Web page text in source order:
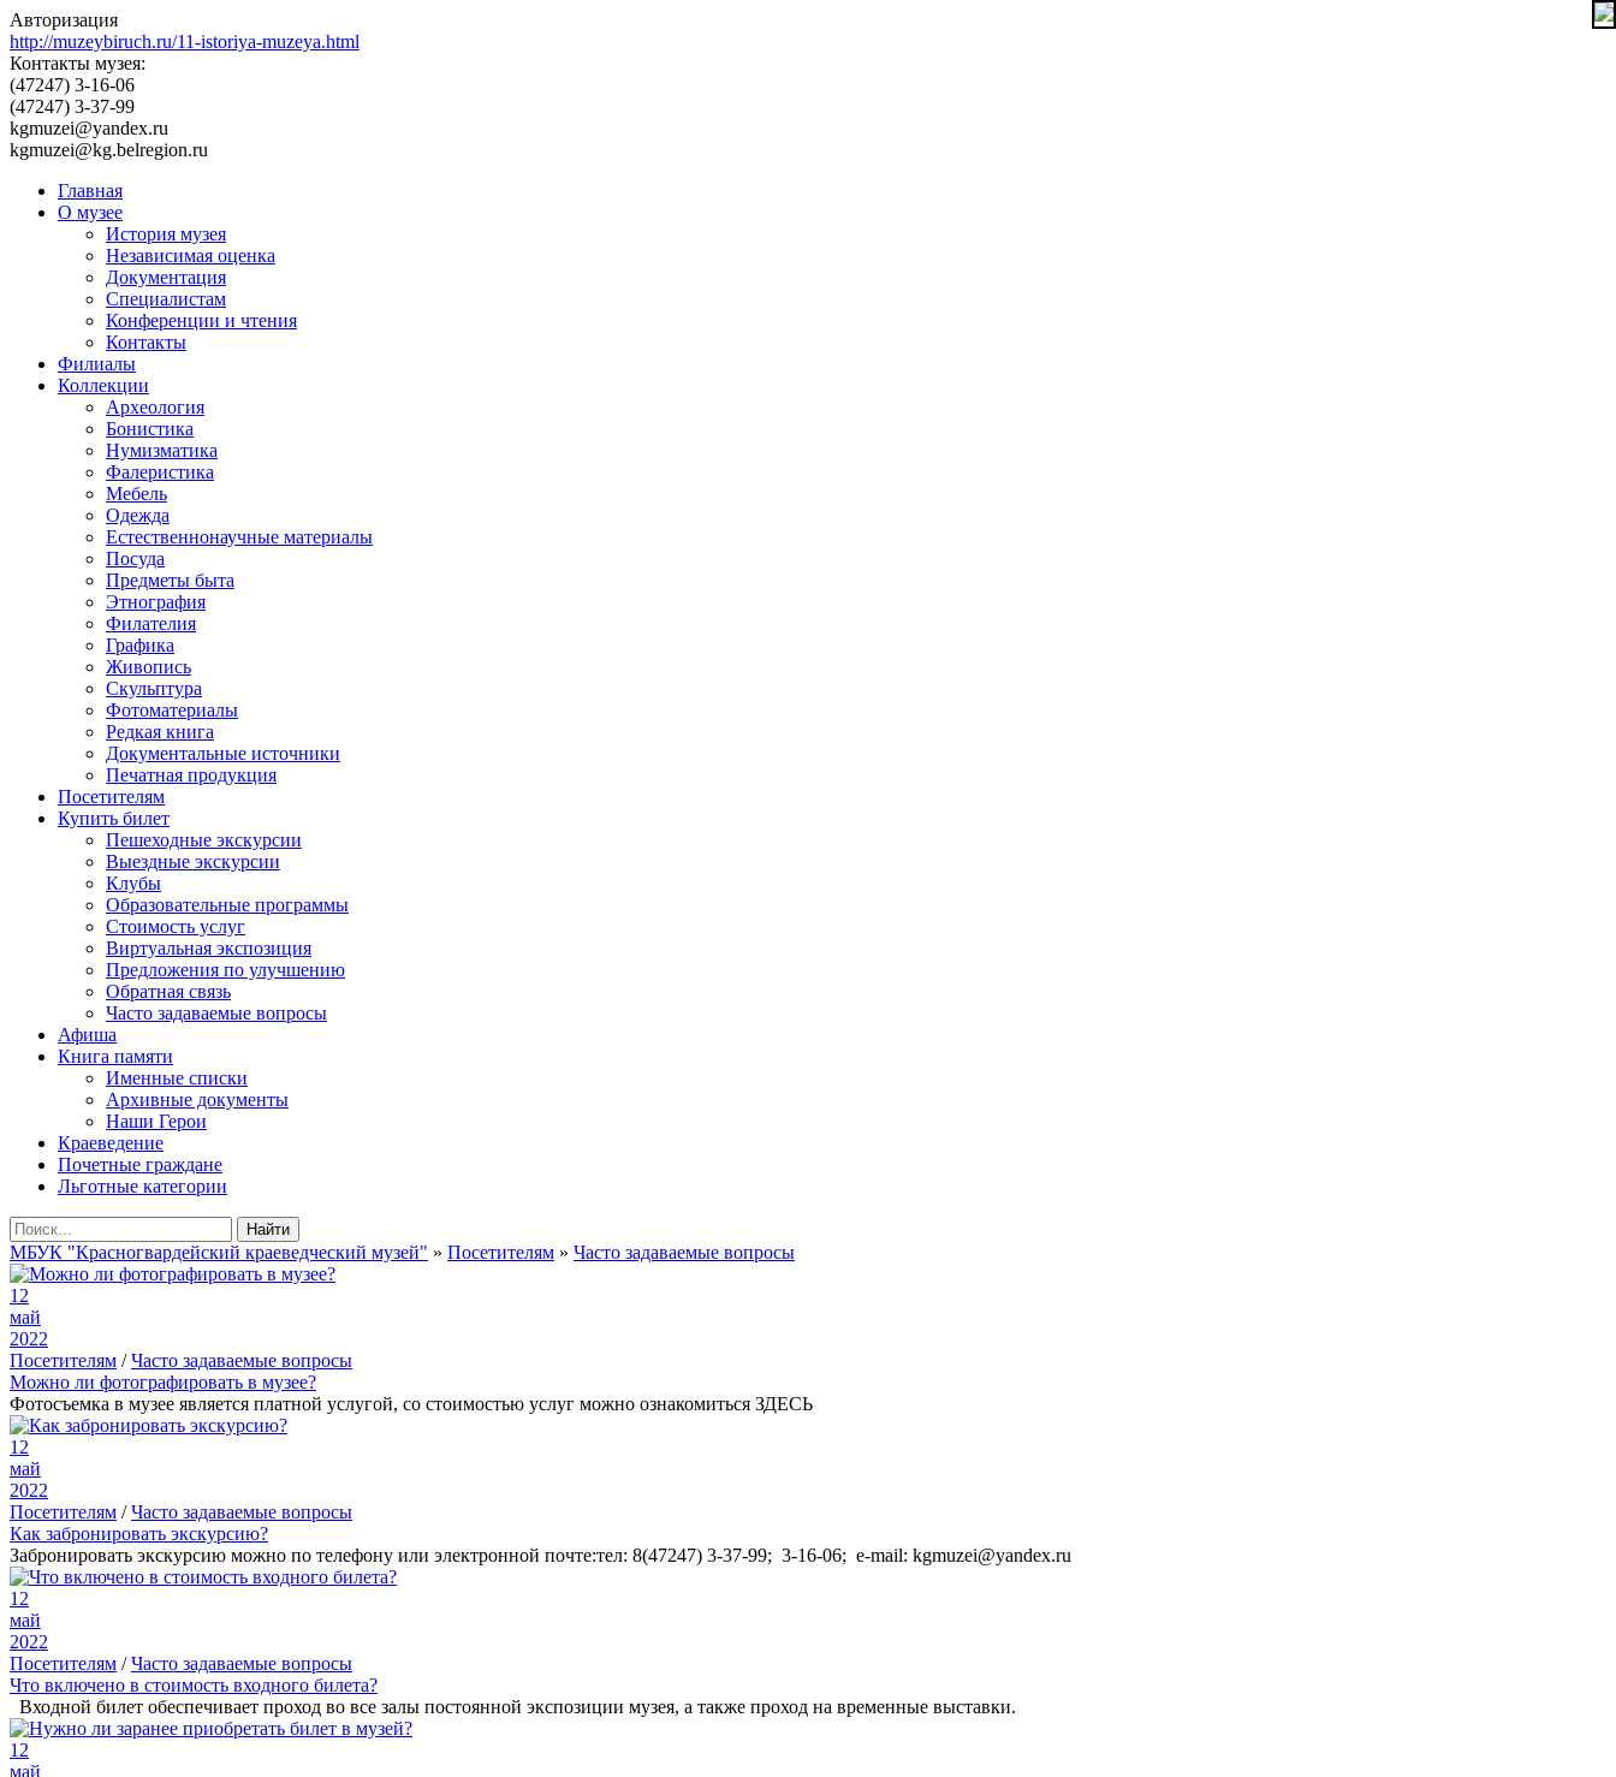
Авторизация
http://muzeybiruch.ru/11-istoriya-muzeya.html
Контакты музея:
(47247) 3-16-06
(47247) 3-37-99
kgmuzei@yandex.ru
kgmuzei@kg.belregion.ru
Главная
О музее
История музея
Независимая оценка
Документация
Специалистам
Конференции и чтения
Контакты
Филиалы
Коллекции
Археология
Бонистика
Нумизматика
Фалеристика
Мебель
Одежда
Естественнонаучные материалы
Посуда
Предметы быта
Этнография
Филателия
Графика
Живопись
Скульптура
Фотоматериалы
Редкая книга
Документальные источники
Печатная продукция
Посетителям
Купить билет
Пешеходные экскурсии
Выездные экскурсии
Клубы
Образовательные программы
Стоимость услуг
Виртуальная экспозиция
Предложения по улучшению
Обратная связь
Часто задаваемые вопросы
Афиша
Книга памяти
Именные списки
Архивные документы
Наши Герои
Краеведение
Почетные граждане
Льготные категории
Найти
МБУК "Красногвардейский краеведческий музей" » Посетителям » Часто задаваемые вопросы
12
май
2022
Посетителям /Часто задаваемые вопросы
Можно ли фотографировать в музее?
Фотосъемка в музее является платной услугой, со стоимостью услуг можно ознакомиться ЗДЕСЬ
12
май
2022
Посетителям /Часто задаваемые вопросы
Как забронировать экскурсию?
Забронировать экскурсию можно по телефону или электронной почте:тел: 8(47247) 3-37-99; 3-16-06; e-mail: kgmuzei@yandex.ru
12
май
2022
Посетителям /Часто задаваемые вопросы
Что включено в стоимость входного билета?
Входной билет обеспечивает проход во все залы постоянной экспозиции музея, а также проход на временные выставки.
12
май